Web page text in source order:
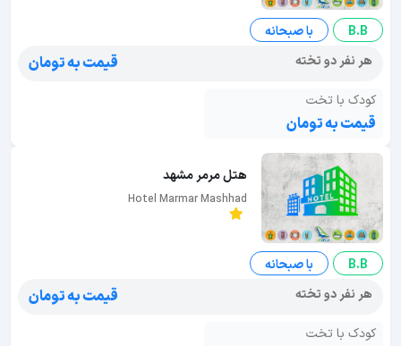
B.B
با صبحانه
هر نفر دو تخته
قیمت به تومان
کودک با تخت
قیمت به تومان
هتل مرمر مشهد
Hotel Marmar Mashhad
B.B
با صبحانه
هر نفر دو تخته
قیمت به تومان
کودک با تخت